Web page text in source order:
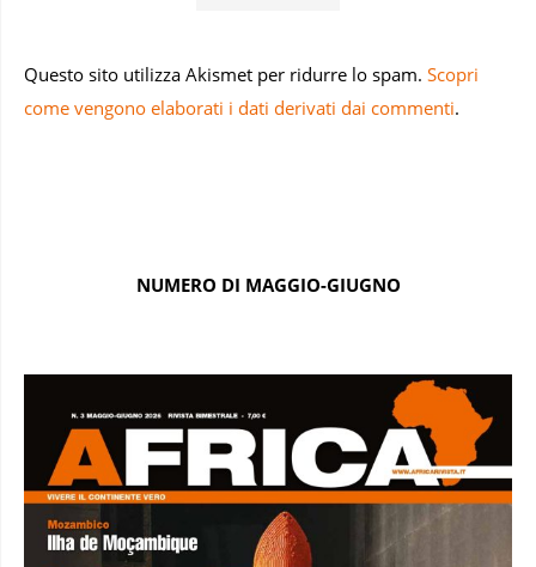
Questo sito utilizza Akismet per ridurre lo spam. Scopri
come vengono elaborati i dati derivati dai commenti.
NUMERO DI MAGGIO-GIUGNO